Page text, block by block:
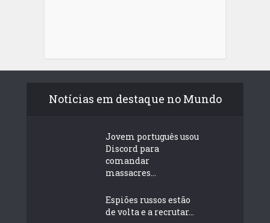
Notícias em destaque no Mundo
Jovem português usou
Discord para
comandar
massacres...
Espiões russos estão
de volta e a recrutar...